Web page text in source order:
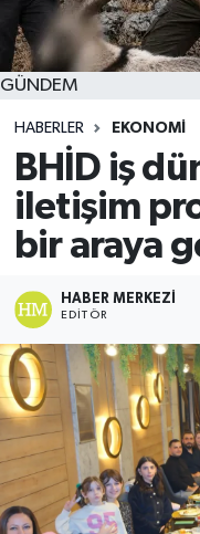
GÜNDEM
HABERLER EKONOMİ
BHİD iş
iletişim
bir araya
HABER MERKEZI
EDITÖR
SPOR
MAGAZİN
YAŞAM
Süper Lig Puan
Tüm Manşetler
Son Dakika
Haber Arşivi